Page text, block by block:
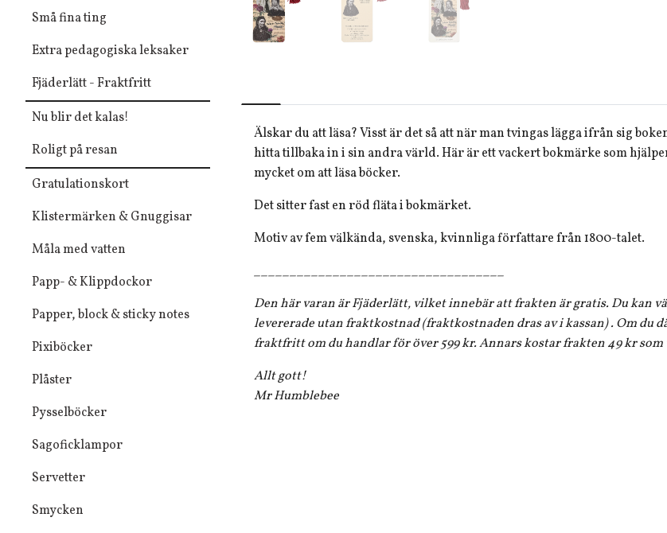
Små fina ting
Extra pedagogiska leksaker
Fjäderlätt - Fraktfritt
Nu blir det kalas!
Roligt på resan
Gratulationskort
Klistermärken & Gnuggisar
Måla med vatten
Papp- & Klippdockor
Papper, block & sticky notes
Pixiböcker
Plåster
Pysselböcker
Sagoficklampor
Servetter
Smycken
Älskar du att läsa? Visst är det så att när man tvingas lägga ifrån sig
hitta tillbaka in i sin andra värld. Här är ett vackert bokmärke som
mycket om att läsa böcker.
Det sitter fast en röd fläta i bokmärket.
Motiv av fem välkända, svenska, kvinnliga författare från 1800-talet.
___________________________________
Den här varan är Fjäderlätt, vilket innebär att frakten är gratis. Du kan
levererade utan fraktkostnad (fraktkostnaden dras av i kassan) . Om du
fraktfritt om du handlar för över 599 kr. Annars kostar frakten 49 kr
Allt gott!
Mr Humblebee